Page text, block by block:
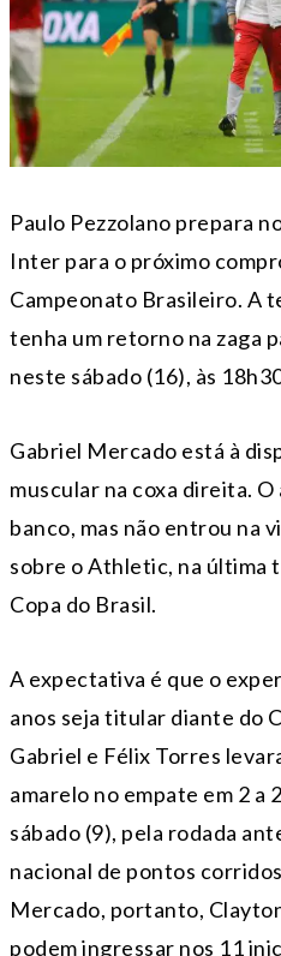
Paulo Pezzolano prepara
Inter para o próximo
Campeonato Brasileiro. A
tenha um retorno na zaga
neste sábado (16), às
Gabriel Mercado está à
muscular na coxa direita.
banco, mas não entrou na
sobre o Athletic, na última
Copa do Brasil.
A expectativa é que o
anos seja titular diante do
Gabriel e Félix Torres
amarelo no empate em 2 a
sábado (9), pela rodada
nacional de pontos
Mercado, portanto,
podem ingressar nos 11